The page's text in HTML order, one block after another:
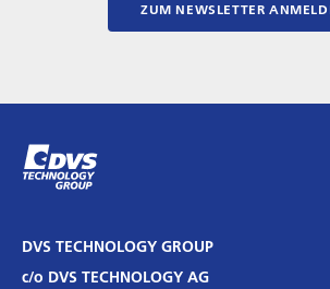
ZUM NEWSLETTER
DVS TECHNOLOGY GROUP
c/o DVS TECHNOLOGY AG